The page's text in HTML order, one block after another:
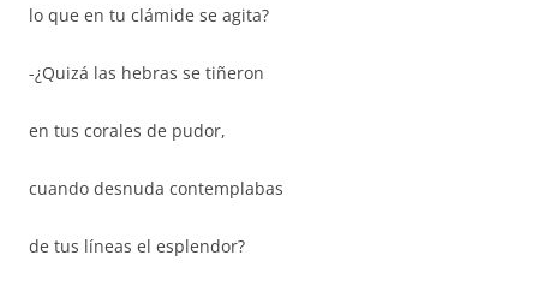
lo que en tu clámide se agita?
-¿Quizá las hebras se tiñeron
en tus corales de pudor,
cuando desnuda contemplabas
de tus líneas el esplendor?